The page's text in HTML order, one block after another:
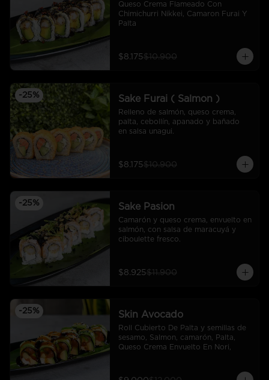
Queso Crema Flameado Con
Chimichurri Nikkei, Camaron Furai Y
Palta
$8.175$10.900
-25% Sake Furai ( Salmon )
Relleno de salmón, queso crema,
palta, cebollín, apanado y bañado
en salsa unagui.
$8.175$10.900
-25% Sake Pasion
Camarón y queso crema, envuelto en
salmón, con salsa de maracuyá y
ciboulette fresco.
$8.925$11.900
-25% Skin Avocado
Roll Cubierto De Palta y semillas de
sesamo, Salmon, camarón, Palta,
Queso Crema Envuelto En Nori,